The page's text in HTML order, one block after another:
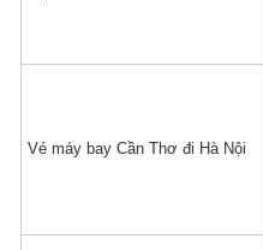
Vé máy bay Cần Thơ đi Hà Nội